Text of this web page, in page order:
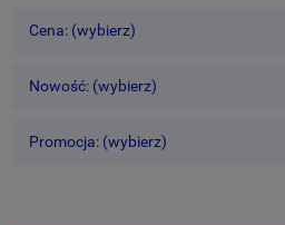
Cena: (wybierz)
Nowość: (wybierz)
Promocja: (wybierz)